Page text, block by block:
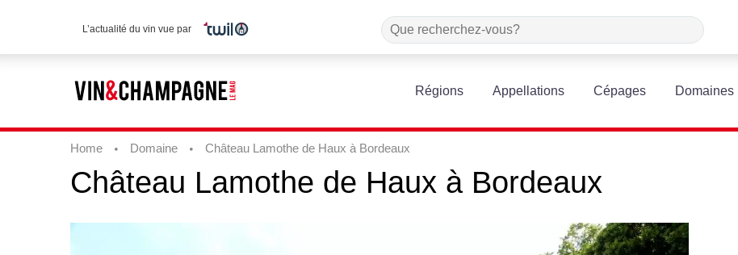
L’actualité du vin vue par
Régions Appellations Cépages Domaines
Home Domaine Château Lamothe de Haux à Bordeaux
Château Lamothe de Haux à Bordeaux